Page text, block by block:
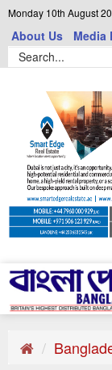
Monday 10th August
About Us Media